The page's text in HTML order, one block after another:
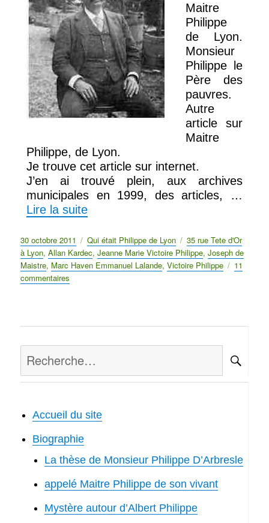
Maitre
Philippe
de Lyon.
Monsieur
Philippe le
Père des
pauvres.
Autre
article sur
Maitre
Philippe, de Lyon.
Je trouve cet article sur internet.
J’en ai trouvé plein, aux archives
municipales en 1999, des articles, …
Lire la suite
Publié
le
30 octobre 2011 Catégories
Qui était Philippe de Lyon Étiquettes
35 rue Tete d'Or
à Lyon,Allan Kardec,Jeanne Marie Victoire Philippe,Joseph de
Maistre, Marc Haven Emmanuel Lalande,Victoire Philippe
11
commentaires
l’étrange:
Lyon
Père
pour :
Accueil du site
Biographie
La thèse de Monsieur Philippe D’Arbresle
appelé Maitre Philippe de son vivant
Mystère autour d’Albert Philippe